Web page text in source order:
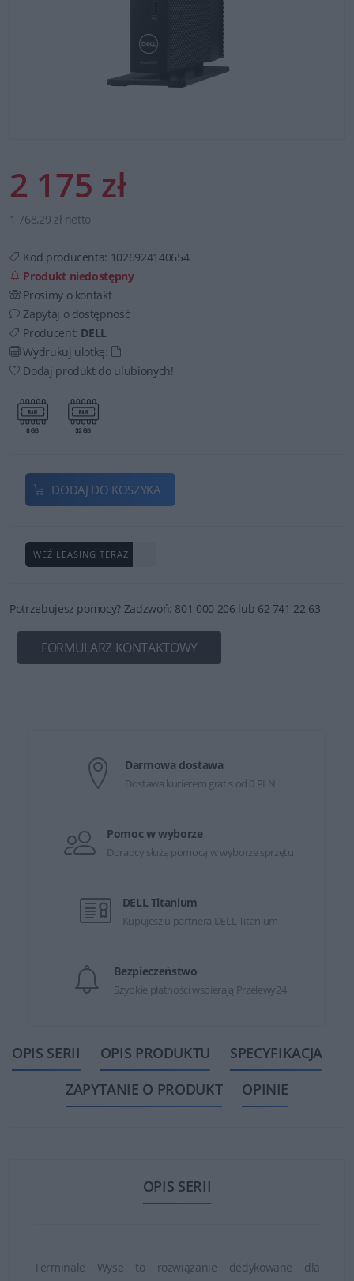
2 175 zł
1 768,29 zł netto
Kod producenta: 1026924140654
Produkt niedostępny
Prosimy o kontakt
Zapytaj o dostępność
Producent: DELL
Wydrukuj ulotkę:
Dodaj produkt do ulubionych!
DODAJ DO KOSZYKA
WEŹ LEASING TERAZ
Potrzebujesz pomocy? Zadzwoń: 801 000 206 lub 62 741 22 63
FORMULARZ KONTAKTOWY
Darmowa dostawa
Dostawa kurierem gratis od 0 PLN
Pomoc w wyborze
Doradcy służą pomocą w wyborze sprzętu
DELL Titanium
Kupujesz u partnera DELL Titanium
Bezpieczeństwo
Szybkie płatności wspierają Przelewy24
OPIS SERII OPIS PRODUKTU
SPECYFIKACJA
ZAPYTANIE O PRODUKT
OPINIE
OPIS SERII
Terminale Wyse to rozwiązanie dedykowane dla